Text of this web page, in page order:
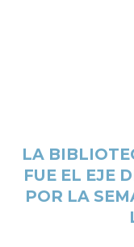
LA
FUE EL EJE
POR LA